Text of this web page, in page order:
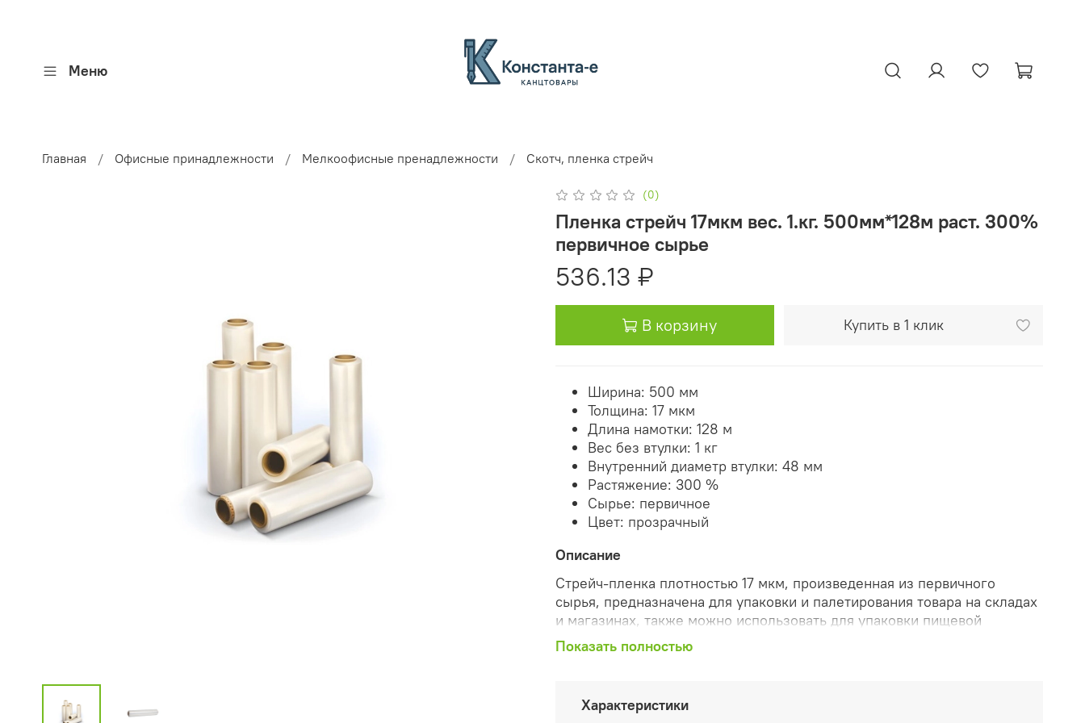
Меню
Главная Офисные принадлежности Мелкоофисные пренадлежности Скотч, пленка стрейч
(0)
Пленка стрейч 17мкм вес. 1.кг. 500мм*128м раст. 300%
первичное сырье
536.13 ₽
В корзину Купить в 1 клик
Ширина: 500 мм
Толщина: 17 мкм
Длина намотки: 128 м
Вес без втулки: 1 кг
Внутренний диаметр втулки: 48 мм
Растяжение: 300 %
Сырье: первичное
Цвет: прозрачный
Описание
Стрейч-пленка плотностью 17 мкм, произведенная из первичного
сырья, предназначена для упаковки и палетирования товара на складах
и магазинах, также можно использовать для упаковки пищевой
продукции. Стрейч-пленки шириной 50 см и длиной намотки 128 м
хватит на продолжительное время. Цвет - прозрачный, растяжение
Показать полностью
Характеристики